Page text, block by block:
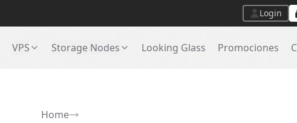
Login
VPS Storage Nodes Looking Glass Promociones
Home